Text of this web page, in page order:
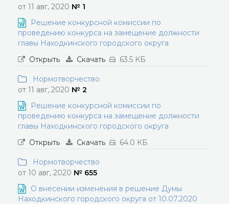
от 11 авг, 2020 № 1
Решение конкурсной комиссии по
проведению конкурса на замещение должности
главы Находкинского городского округа
Открыть
Скачать 63.5 КБ
Нормотворчество
от 11 авг, 2020 № 2
Решение конкурсной комиссии по
проведению конкурса на замещение должности
главы Находкинского городского округа
Открыть
Скачать 64.0 КБ
Нормотворчество
от 10 авг, 2020 № 655
О внесении изменения в решение Думы
Находкинского городского округа от 10.07.2020